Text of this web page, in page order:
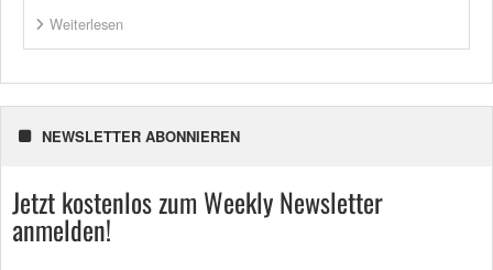
Weiterlesen
NEWSLETTER ABONNIEREN
Jetzt kostenlos zum Weekly Newsletter
anmelden!